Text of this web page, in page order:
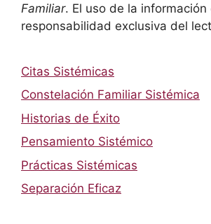
Familiar. El uso de la información
responsabilidad exclusiva del
Citas Sistémicas
Constelación Familiar Sistémica
Historias de Éxito
Pensamiento Sistémico
Prácticas Sistémicas
Separación Eficaz